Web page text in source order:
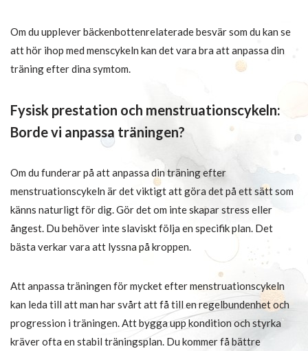
Om du upplever bäckenbottenrelaterade besvär som du kan se
att hör ihop med menscykeln kan det vara bra att anpassa din
träning efter dina symtom.
Fysisk prestation och menstruationscykeln:
Borde vi anpassa träningen?
Om du funderar på att anpassa din träning efter
menstruationscykeln är det viktigt att göra det på ett sätt som
känns naturligt för dig. Gör det om inte skapar stress eller
ångest. Du behöver inte slaviskt följa en specifik plan. Det
bästa verkar vara att lyssna på kroppen.
Att anpassa träningen för mycket efter menstruationscykeln
kan leda till att man har svårt att få till en regelbundenhet och
progression i träningen. Att bygga upp kondition och styrka
kräver ofta en stabil träningsplan. Du kommer få bättre